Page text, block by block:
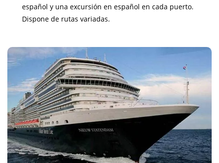
español y una excursión en español en cada puerto.
Dispone de rutas variadas.